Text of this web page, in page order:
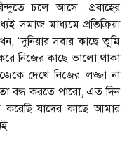
চলে আসে। প্রবাহের
সমাজ মাধ্যমে প্রতিক্রিয়া
“দুনিয়ার সবার কাছে তুমি
নিজের কাছে ভালো থাকা
দেখে নিজের লজ্জা না
বন্ধ করতে পারো, এত দিন
যাদের কাছে আমার